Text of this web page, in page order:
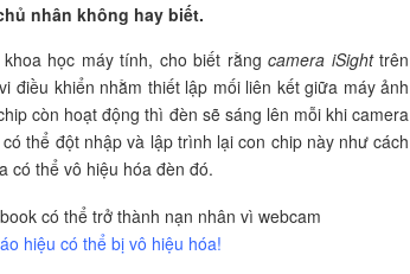
nhân không hay biết.
học máy tính, cho biết rằng camera iSighttrên
điều khiển nhằm thiết lập mối liên kết giữa máy ảnh
còn hoạt động thì đèn sẽ sáng lên mỗi khi camera
thể đột nhập và lập trình lại con chip này như cách
có thể vô hiệu hóa đèn đó.
hiệu có thể bị vô hiệu hóa!